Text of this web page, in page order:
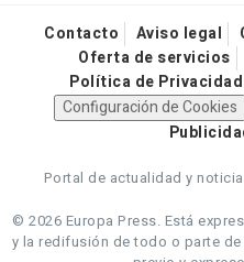
Contacto Aviso legal
Oferta de servicios
Política de Privacidad
Configuración de Cookies
Portal de actualidad y
© 2026 Europa Press. Está
y la redifusión de todo o parte